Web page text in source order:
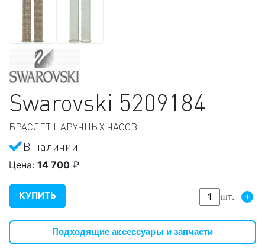
Swarovski 5209184
БРАСЛЕТ НАРУЧНЫХ ЧАСОВ
В наличии
Цена: 14 700 ₽
КУПИТЬ шт. +
Подходящие аксессуары и запчасти